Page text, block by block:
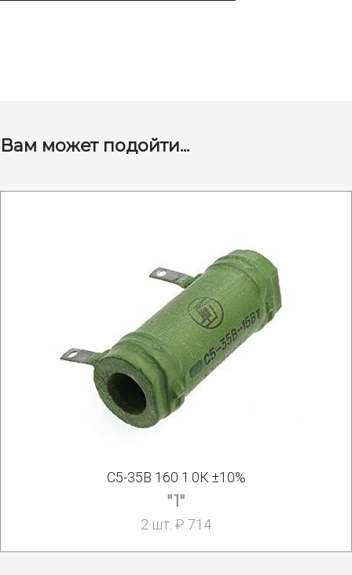
Вам может подойти...
С5-35В 160 1.0К ±10%
"1"
2 шт. ₽ 714